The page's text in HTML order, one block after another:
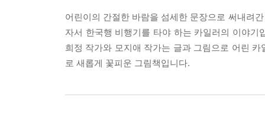
어린이의 간절한 바람을 섬세한 문장으로 써내려
자서 한국행 비행기를 타야 하는 카일러의 이야
희정 작가와 모지애 작가는 글과 그림으로 어린
로 새롭게 꽃피운 그림책입니다.